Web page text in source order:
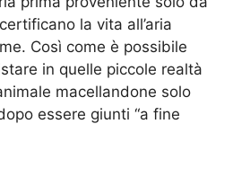
la vita all’aria
Così come è possibile
in quelle piccole realtà
macellandone solo
essere giunti “a fine